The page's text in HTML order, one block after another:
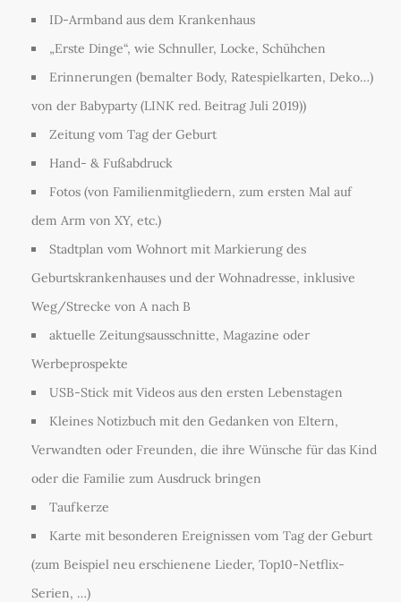
ID-Armband aus dem Krankenhaus
„Erste Dinge“, wie Schnuller, Locke, Schühchen
Erinnerungen (bemalter Body, Ratespielkarten, Deko…)
von der Babyparty (LINK red. Beitrag Juli 2019))
Zeitung vom Tag der Geburt
Hand- & Fußabdruck
Fotos (von Familienmitgliedern, zum ersten Mal auf
dem Arm von XY, etc.)
Stadtplan vom Wohnort mit Markierung des
Geburtskrankenhauses und der Wohnadresse, inklusive
Weg/Strecke von A nach B
aktuelle Zeitungsausschnitte, Magazine oder
Werbeprospekte
USB-Stick mit Videos aus den ersten Lebenstagen
Kleines Notizbuch mit den Gedanken von Eltern,
Verwandten oder Freunden, die ihre Wünsche für das Kind
oder die Familie zum Ausdruck bringen
Taufkerze
Karte mit besonderen Ereignissen vom Tag der Geburt
(zum Beispiel neu erschienene Lieder, Top10-Netflix-
Serien, …)